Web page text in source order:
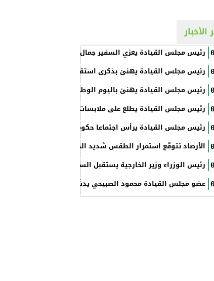
الأخبار
رئيس مجلس القيادة يعزي السفير جمال السلال
رئيس مجلس القيادة يهنئ بذكرى استقلال الفلبين
رئيس مجلس القيادة يهنئ باليوم الوطني الروسي
رئيس مجلس القيادة يطلع على ملابسات حادثة إطلاق النار في
رئيس مجلس القيادة يرأس اجتماعا حكوميا مصغرا لدعم جهود
الأرصاد تتوقّع استمرار الطقس شديد الحرارة بالسواحل والصحاري
رئيس الوزراء وزير الخارجية يستقبل السفير الأمريكي
عضو مجلس القيادة محمود الصبيحي يدشّن اختبارات الثانوية